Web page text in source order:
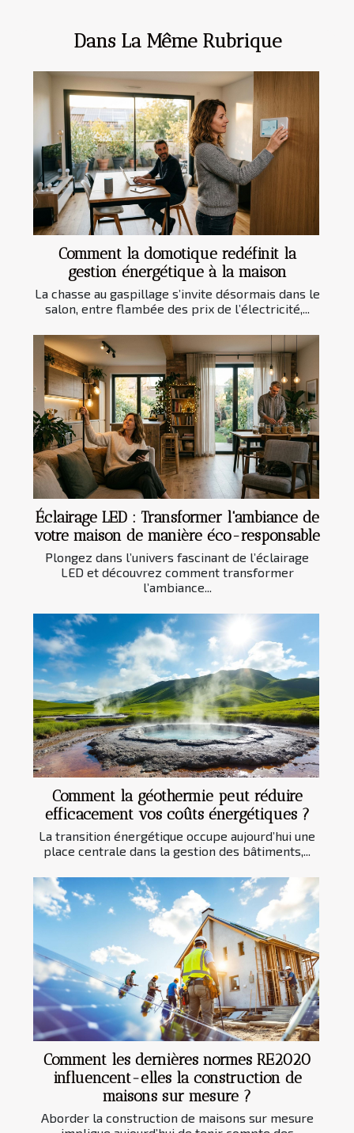
Dans La Même Rubrique
Comment la domotique redéfinit la
gestion énergétique à la maison
La chasse au gaspillage s’invite désormais dans le
salon, entre flambée des prix de l’électricité,...
Éclairage LED : Transformer l'ambiance de
votre maison de manière éco-responsable
Plongez dans l’univers fascinant de l’éclairage
LED et découvrez comment transformer
l’ambiance...
Comment la géothermie peut réduire
efficacement vos coûts énergétiques ?
La transition énergétique occupe aujourd’hui une
place centrale dans la gestion des bâtiments,...
Comment les dernières normes RE2020
influencent-elles la construction de
maisons sur mesure ?
Aborder la construction de maisons sur mesure